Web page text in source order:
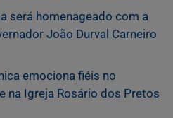
será homenageado com a
João Durval Carneiro
emociona fiéis no
na Igreja Rosário dos Pretos